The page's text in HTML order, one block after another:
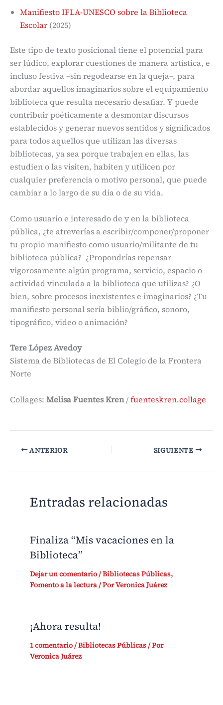
Manifiesto IFLA-UNESCO sobre la Biblioteca
Escolar (2025)
Este tipo de texto posicional tiene el potencial para
ser lúdico, explorar cuestiones de manera artística, e
incluso festiva –sin regodearse en la queja–, para
abordar aquellos imaginarios sobre el equipamiento
biblioteca que resulta necesario desafiar. Y puede
contribuir poéticamente a desmontar discursos
establecidos y generar nuevos sentidos y significados
para todos aquellos que utilizan las diversas
bibliotecas, ya sea porque trabajen en ellas, las
estudien o las visiten, habiten y utilicen por
cualquier preferencia o motivo personal, que puede
cambiar a lo largo de su día o de su vida.
Como usuario e interesado de y en la biblioteca
pública, ¿te atreverías a escribir/componer/proponer
tu propio manifiesto como usuario/militante de tu
biblioteca pública? ¿Propondrías repensar
vigorosamente algún programa, servicio, espacio o
actividad vinculada a la biblioteca que utilizas? ¿O
bien, sobre procesos inexistentes e imaginarios? ¿Tu
manifiesto personal sería biblio/gráfico, sonoro,
tipográfico, video o animación?
Tere López Avedoy
Sistema de Bibliotecas de El Colegio de la Frontera
Norte
Collages: Melisa Fuentes Kren/fuenteskren.collage
ANTERIOR SIGUIENTE
Entradas relacionadas
Finaliza “Mis vacaciones en la
Biblioteca”
Dejar un comentario/Bibliotecas Públicas,
Fomento a la lectura/ PorVeronica Juárez
¡Ahora resulta!
1 comentario/Bibliotecas Públicas/ Por
Veronica Juárez